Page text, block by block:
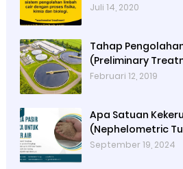
Juli 14, 2020
Tahap
(Preliminary
Treatment,
Februari 12, 2019
Apa Satuan
(Nephelometric
September 19, 2024